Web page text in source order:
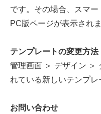
です。その場合、スマ
PC版ページが表示されま
テンプレートの変更方法
管理画面 ＞ デザイン ＞
れている新しいテンプレ
お問い合わせ